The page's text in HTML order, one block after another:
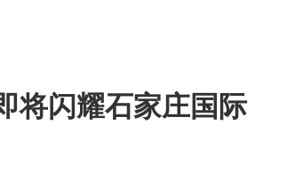
将闪耀石家庄国际